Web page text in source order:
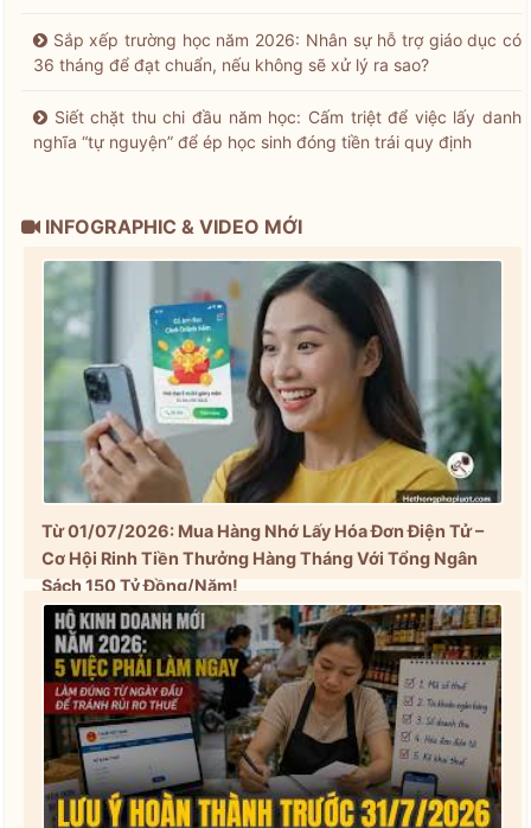
Sắp xếp trường học năm 2026: Nhân sự hỗ trợ giáo dục có
36 tháng để đạt chuẩn, nếu không sẽ xử lý ra sao?
Siết chặt thu chi đầu năm học: Cấm triệt để việc lấy danh
nghĩa “tự nguyện” để ép học sinh đóng tiền trái quy định
INFOGRAPHIC & VIDEO MỚI
Từ 01/07/2026: Mua Hàng Nhớ Lấy Hóa Đơn Điện Tử –
Cơ Hội Rinh Tiền Thưởng Hàng Tháng Với Tổng Ngân
Sách 150 Tỷ Đồng/Năm!